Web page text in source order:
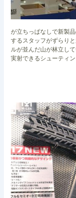
が立ちっぱなしで新製
するスタッフがずらり
ルが並んだ山が林立し
実射できるシューティ